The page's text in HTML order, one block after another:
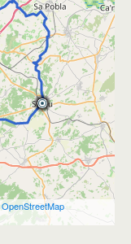
OpenStreetMap